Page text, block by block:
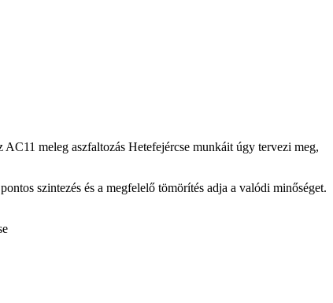
AC11 meleg aszfaltozás Hetefejércse munkáit úgy tervezi meg,
szintezés és a megfelelő tömörítés adja a valódi minőséget.